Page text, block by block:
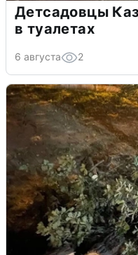
Детсадовцы
в туалетах
6 августа 2